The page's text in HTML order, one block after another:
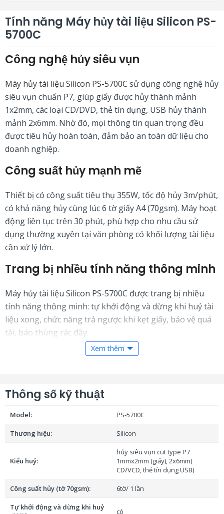
Tính năng Máy hủy tài liệu Silicon PS-
5700C
Công nghệ hủy siêu vụn
Máy hủy tài liệu Silicon PS-5700C sử dụng công nghệ hủy
siêu vụn chuẩn P7, giúp giấy được hủy thành mảnh
1x2mm, các loại CD/DVD, thẻ tín dụng, USB hủy thành
mảnh 2x6mm. Nhờ đó, mọi thông tin quan trọng đều
được tiêu hủy hoàn toàn, đảm bảo an toàn dữ liệu cho
doanh nghiệp.
Công suất hủy mạnh mẽ
Thiết bị có công suất tiêu thụ 355W, tốc độ hủy 3m/phút,
có khả năng hủy cùng lúc 6 tờ giấy A4 (70gsm). Máy hoạt
động liên tục trên 30 phút, phù hợp cho nhu cầu sử
dụng thường xuyên tại văn phòng có khối lượng tài liệu
cần xử lý lớn.
Trang bị nhiều tính năng thông minh
Máy hủy tài liệu Silicon PS-5700C được trang bị nhiều
tính năng thông minh: tự khởi động và dừng khi huỷ tài
liệu xong, chức năng trả ngược khi kẹt giấy, bảo vệ quá
tải, báo thùng rác đầy.
Thiết kế hiện đại, dung tích lớn
416x424x730mm, trọng lượng 35kg, dễ dàng bố trí trong
thời gian dọn rác, nâng cao hiệu quả sử dụng.
Hãy liên hệ với chúng tôi ngay hôm nay để được tư vấn chi
tiết và sở hữu chiếc máy hủy tài liệu cao cấp này với mức
giá ưu đãi nhất
Đang cập nhật thông tin
Xem thêm
Thông số kỹ thuật
Model: PS-5700C
Thương hiệu: Silicon
Kiểu huỷ:
hủy siêu vụn cut type P7
1mmx2mm (giấy), 2x6mm(
CD/VCD, thẻ tín dụng USB)
Công suất hủy (tờ 70gsm): 6tờ/ 1 lần
Tự khởi động và dừng khi huỷ
có